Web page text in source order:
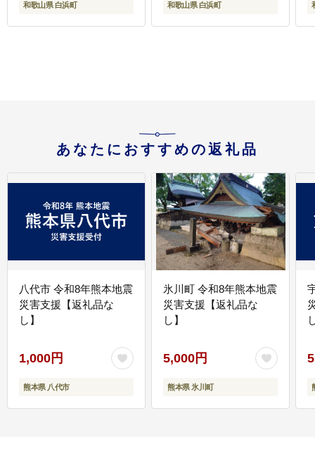
和歌山県 白浜町 和歌山県 白浜町
あなたにおすすめの返礼品
八代市 令和8年熊本地震
災害支援【返礼品な
し】
1,000円
熊本県 八代市
氷川町 令和8年熊本地震
災害支援【返礼品な
し】
5,000円
熊本県 氷川町